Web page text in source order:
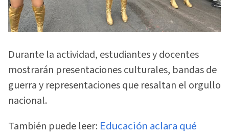
Durante la actividad, estudiantes y docentes
mostrarán presentaciones culturales, bandas de
guerra y representaciones que resaltan el orgullo
nacional.
También puede leer: Educación aclara qué